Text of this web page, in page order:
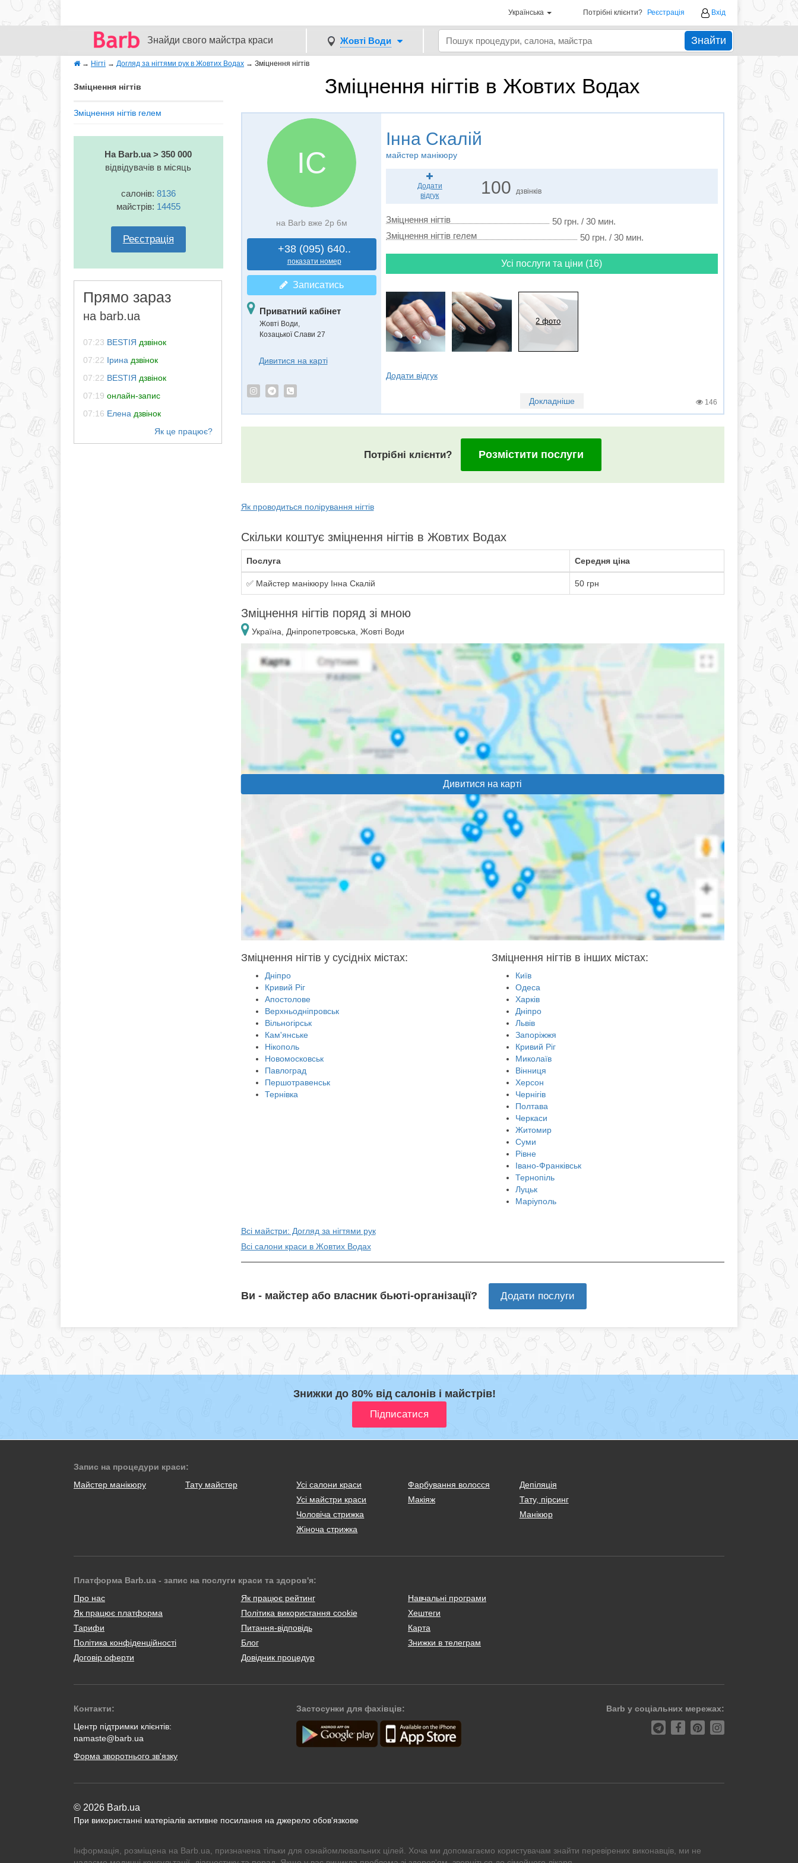
Українська Потрібні клієнти? Реєстрація Вхід
Знайди свого майстра краси Жовті Води Знайти
→ Нігті → Догляд за нігтями рук в Жовтих Водах → Зміцнення нігтів
Зміцнення нігтів в Жовтих Водах
Зміцнення нігтів
Зміцнення нігтів гелем
На Barb.ua > 350 000
відвідувачів в місяць
салонів: 8136
майстрів: 14455
Реєстрація
Прямо зараз
на barb.ua
07:23 BESTIЯ дзвінок
07:22 Ірина дзвінок
07:22 BESTIЯ дзвінок
07:19 онлайн-запис
07:16 Елена дзвінок
ІС
на Barb вже 2р 6м
+38 (095) 640..
показати номер
Записатись
Приватний кабінет
Жовті Води,
Козацької Слави 27
Дивитися на карті
Інна Скалій
майстер манікюру
Додати
відгук
100 дзвінків
Зміцнення нігтів
50 грн. / 30 мин.
Зміцнення нігтів гелем
50 грн. / 30 мин.
Усі послуги та ціни (16)
2 фото
Додати відгук
Докладніше 146
Потрібні клієнти? Розмістити послуги
Як проводиться полірування нігтів
Скільки коштує зміцнення нігтів в Жовтих Водах
Послуга Середня ціна
✅ Майстер манікюру Інна Скалій 50 грн
Зміцнення нігтів поряд зі мною
Україна, Дніпропетровська, Жовті Води
Дивитися на карті
Зміцнення нігтів у сусідніх містах:
Дніпро
Кривий Ріг
Апостолове
Верхньодніпровськ
Вільногірськ
Кам'янське
Нікополь
Новомосковськ
Павлоград
Першотравенськ
Тернівка
Зміцнення нігтів в інших містах:
Київ
Одеса
Харків
Дніпро
Львів
Запоріжжя
Кривий Ріг
Миколаїв
Вінниця
Херсон
Чернігів
Полтава
Черкаси
Житомир
Суми
Рівне
Івано-Франківськ
Тернопіль
Луцьк
Маріуполь
Всі майстри: Догляд за нігтями рук
Всі салони краси в Жовтих Водах
Ви - майстер або власник бьюті-організації? Додати послуги
Знижки до 80% від салонів і майстрів!
Запис на процедури краси:
Майстер манікюру
Тату майстер
Усі салони краси
Усі майстри краси
Чоловіча стрижка
Жіноча стрижка
Фарбування волосся
Макіяж
Депіляція
Тату, пірсинг
Манікюр
Платформа Barb.ua - запис на послуги краси та здоров'я:
Про нас
Як працює платформа
Тарифи
Політика конфіденційності
Договір оферти
Як працює рейтинг
Політика використання cookie
Питання-відповідь
Блог
Довідник процедур
Навчальні програми
Хештеги
Карта
Знижки в телеграм
Контакти:
Центр підтримки клієнтів:
namaste@barb.ua
Форма зворотнього зв'язку
Застосунки для фахівців: Barb у соціальних мережах:
© 2026 Barb.ua
При використанні матеріалів активне посилання на джерело обов'язкове
Інформація, розміщена на Barb.ua, призначена тільки для ознайомлювальних цілей. Хоча ми допомагаємо користувачам знайти перевірених виконавців, ми не